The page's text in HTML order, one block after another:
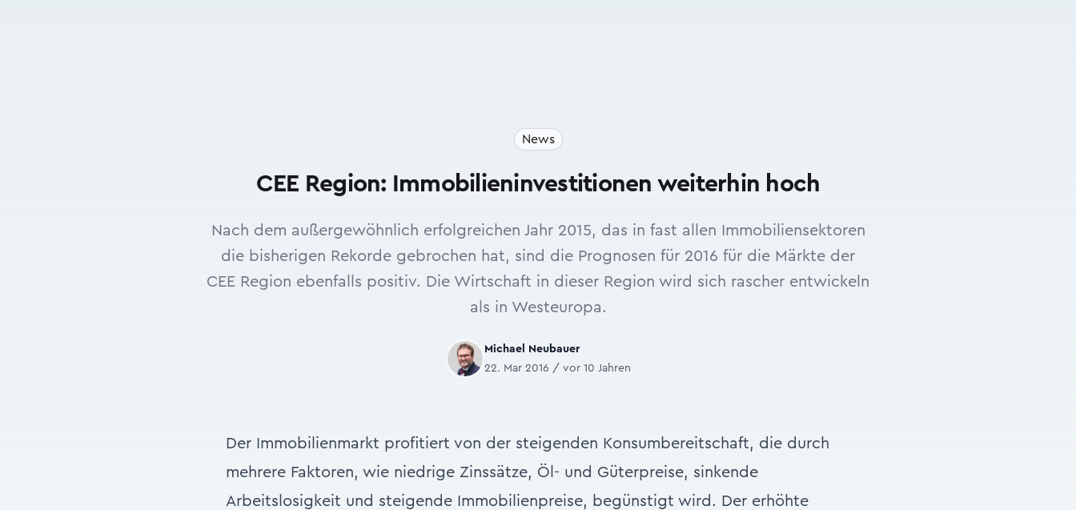
News
CEE Region: Immobilieninvestitionen weiterhin hoch
Nach dem außergewöhnlich erfolgreichen Jahr 2015, das in fast allen Immobiliensektoren
die bisherigen Rekorde gebrochen hat, sind die Prognosen für 2016 für die Märkte der
CEE Region ebenfalls positiv. Die Wirtschaft in dieser Region wird sich rascher entwickeln
als in Westeuropa.
Michael Neubauer
22. Mar 2016 / vor 10 Jahren
Der Immobilienmarkt profitiert von der steigenden Konsumbereitschaft, die durch
mehrere Faktoren, wie niedrige Zinssätze, Öl- und Güterpreise, sinkende
Arbeitslosigkeit und steigende Immobilienpreise, begünstigt wird. Der erhöhte